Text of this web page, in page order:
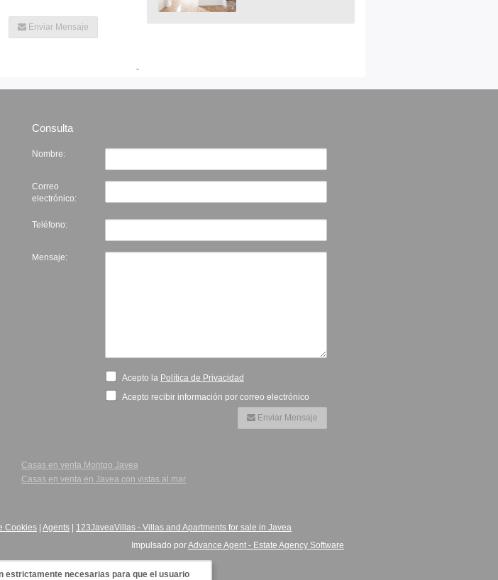
Enviar Mensaje
Consulta
Nombre:
Correo
electrónico:
Teléfono:
Mensaje:
Acepto la Política de Privacidad
Acepto recibir información por correo electrónico
Enviar Mensaje
Casas en venta Montgo Javea
Casas en venta en Javea con vistas al mar
Cookies | Agents | 123JaveaVillas - Villas and Apartments for sale in Javea
Impulsado porAdvance Agent - Estate Agency Software
-
estrictamente necesarias para que el usuario